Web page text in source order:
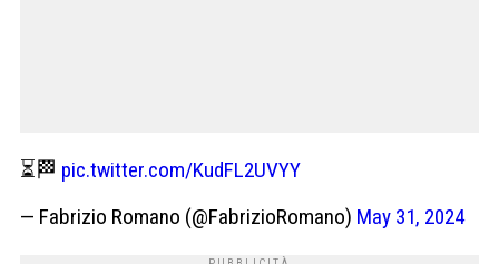
⏳🏁 pic.twitter.com/KudFL2UVYY
— Fabrizio Romano (@FabrizioRomano) May 31, 2024